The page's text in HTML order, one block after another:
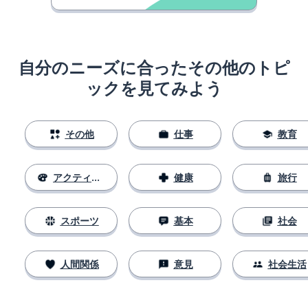
自分のニーズに合ったその他のトピ
ックを見てみよう
その他
アクティビティ
スポーツ
人間関係
仕事
健康
基本
意見
教育
旅行
社会
社会生活